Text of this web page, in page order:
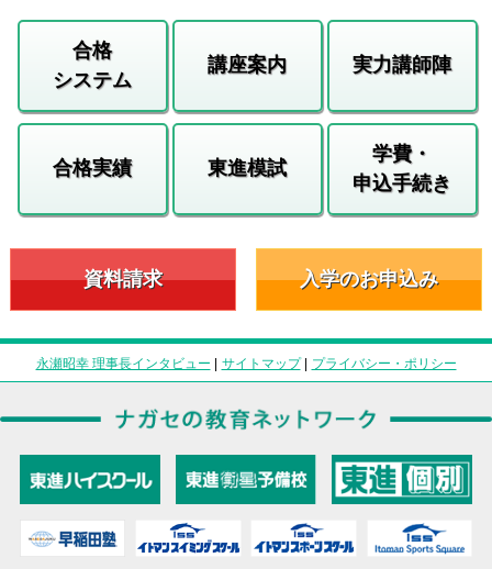
合格
システム
講座案内 実力講師陣
合格実績 東進模試
学費・
申込手続き
資料請求 入学のお申込み
永瀬昭幸 理事長インタビュー | サイトマップ| プライバシー・ポリシー